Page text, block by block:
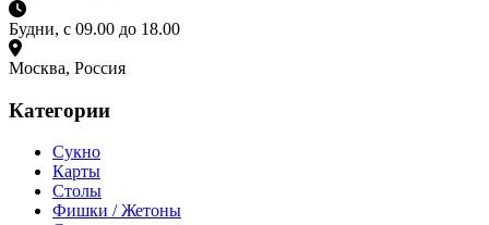
Будни, с 09.00 до 18.00
Москва, Россия
Категории
Сукно
Карты
Столы
Фишки / Жетоны